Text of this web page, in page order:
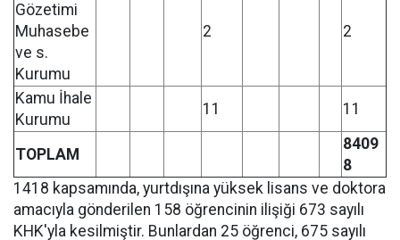
Gözetimi
Muhasebe
ve s.
Kurumu
2 2
Kamu İhale
Kurumu
11 11
TOPLAM
8409
8
1418 kapsamında, yurtdışına yüksek lisans ve doktora
amacıyla gönderilen 158 öğrencinin ilişiği 673 sayılı
KHK'yla kesilmiştir. Bunlardan 25 öğrenci, 675 sayılı